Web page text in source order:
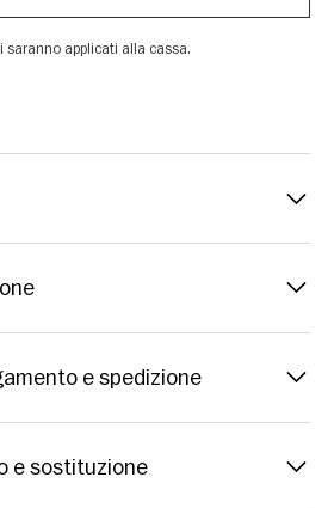
saranno applicati alla cassa.
e spedizione
e sostituzione